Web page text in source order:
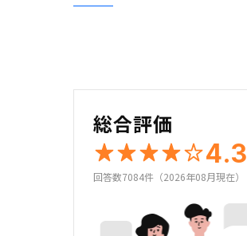
総合評価
4.3
回答数7084件（2026年08月現在）